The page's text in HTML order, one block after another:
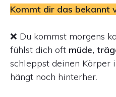
Kommt dir das bekannt
❌ Du kommst morgens
fühlst dich oft müde,
schleppst deinen Körper
hängt noch hinterher.